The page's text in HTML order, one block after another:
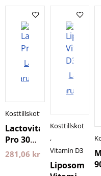
Lägg i
varukorgen
Kosttillskott
Lactovitalis
Pro 30
Kapslar
281,06 kr
Lägg i
varukorgen
Kosttillskott
,
Vitamin D3
Liposomal